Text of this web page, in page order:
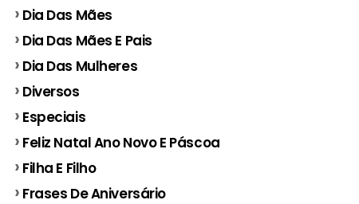
Dia Das Mães
Dia Das Mães E Pais
Dia Das Mulheres
Diversos
Especiais
Feliz Natal Ano Novo E Páscoa
Filha E Filho
Frases De Aniversário